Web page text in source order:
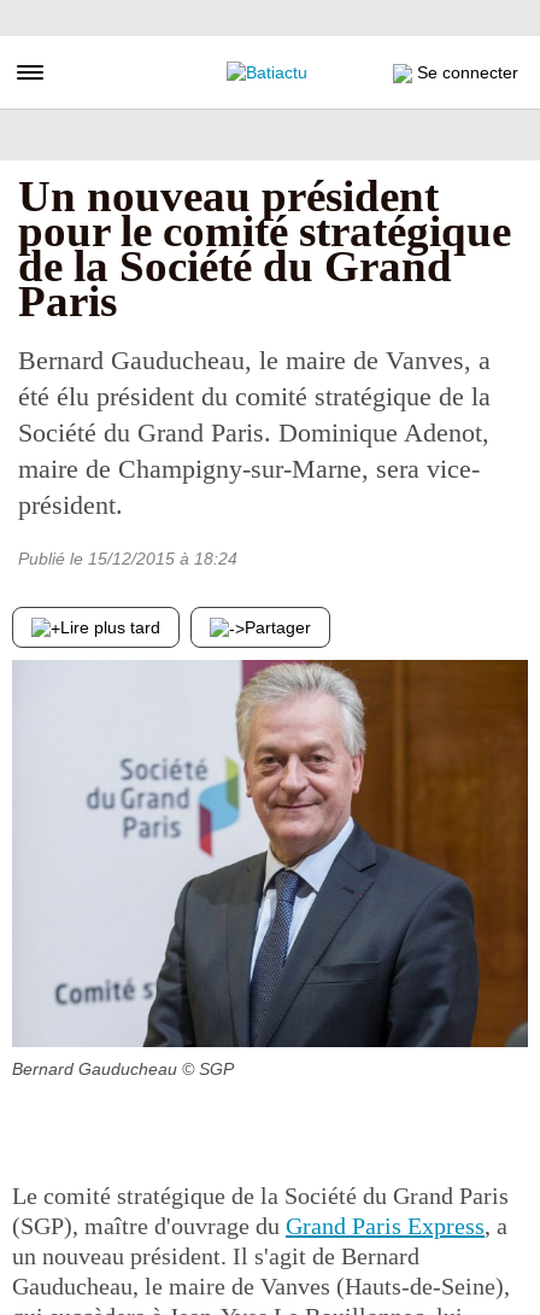
au
principal
Toggle navigation Se connecter
Un nouveau président
pour le comité stratégique
de la Société du Grand
Paris
Bernard Gauducheau, le maire de Vanves, a
été élu président du comité stratégique de la
Société du Grand Paris. Dominique Adenot,
maire de Champigny-sur-Marne, sera vice-
président.
Publié le 15/12/2015 à 18:24
Lire plus tard Partager
Bernard Gauducheau © SGP
Le comité stratégique de la Société du Grand Paris
(SGP), maître d'ouvrage du Grand Paris Express, a
un nouveau président. Il s'agit de Bernard
Gauducheau, le maire de Vanves (Hauts-de-Seine),